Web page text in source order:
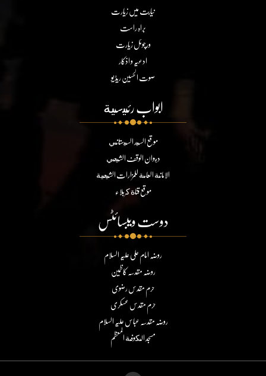
نیابت میں زیارت
براہ راست
ورچوئل زیارت
ادعیہ و اذکار
صوت الحسین ریڈیو
ابواب رئيسية
موقع السيد السيستاني
ديوان الوقف الشيعي
الامانة العامة للمزارات الشيعية
موقع قناة كربلاء
دوست ویبسائٹس
روضہ امام علی علیہ السلام
روضہ مقدسہ کاظمین
حرم مقدس رضوی
حرم مقدس عسکری
روضہ مقدسہ عباس علیہ السلام
مسجد الكوفة المعظم